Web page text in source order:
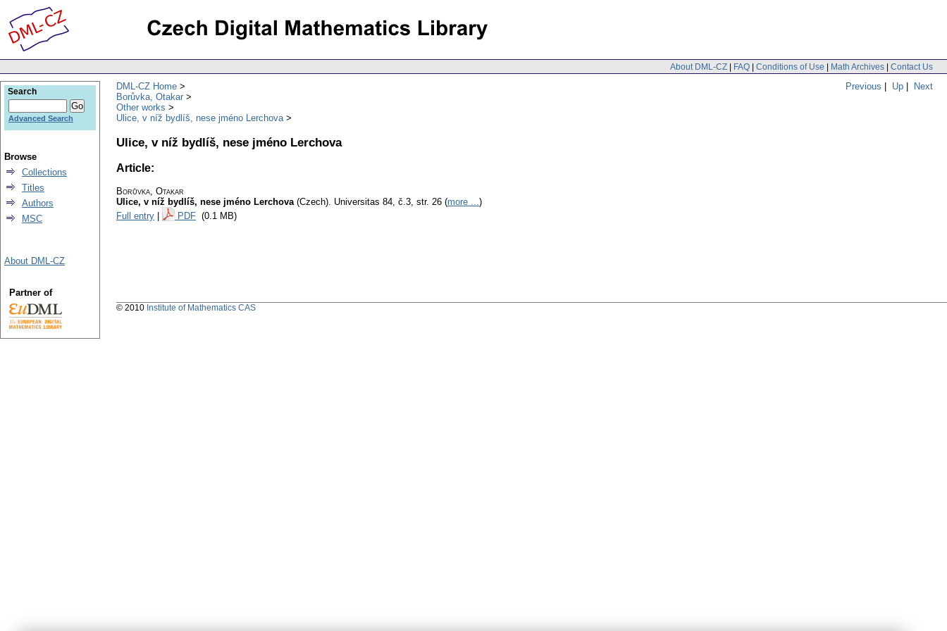
About DML-CZ | FAQ | Conditions of Use | Math Archives | Contact Us
Previous | Up | Next
DML-CZ Home
Borůvka, Otakar
Other works
Ulice, v níž bydlíš, nese jméno Lerchova
Ulice, v níž bydlíš, nese jméno Lerchova
Article:
Borůvka, Otakar
Ulice, v níž bydlíš, nese jméno Lerchova (Czech). Universitas 84, č.3, str. 26 (more ...)
Full entry
PDF (0.1 MB)
Search
Advanced Search
Browse
Collections
Titles
Authors
MSC
About DML-CZ
Partner of
© 2010 Institute of Mathematics CAS